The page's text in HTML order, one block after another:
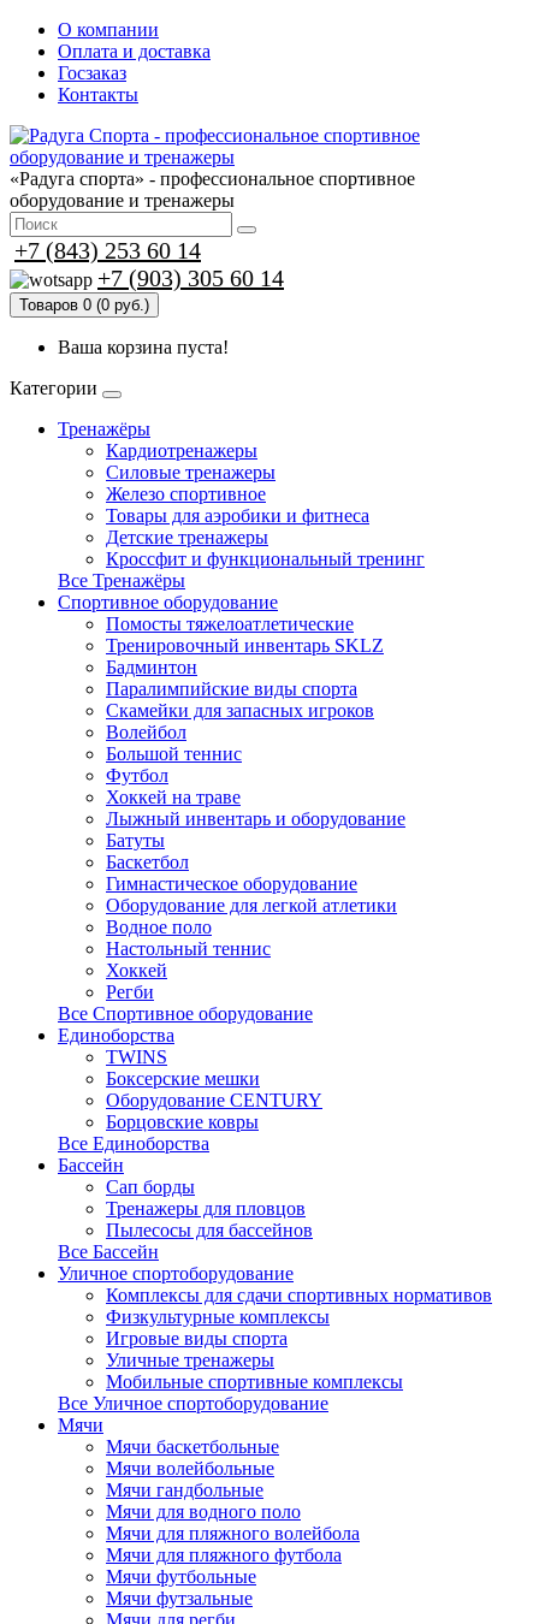
О компании
Оплата и доставка
Госзаказ
Контакты
«Радуга спорта» - профессиональное спортивное
оборудование и тренажеры
+7 (843) 253 60 14
+7 (903) 305 60 14
Товаров 0 (0 руб.)
Ваша корзина пуста!
Категории
Тренажёры
Кардиотренажеры
Силовые тренажеры
Железо спортивное
Товары для аэробики и фитнеса
Детские тренажеры
Кроссфит и функциональный тренинг
Все Тренажёры
Спортивное оборудование
Помосты тяжелоатлетические
Тренировочный инвентарь SKLZ
Бадминтон
Паралимпийские виды спорта
Скамейки для запасных игроков
Волейбол
Большой теннис
Футбол
Хоккей на траве
Лыжный инвентарь и оборудование
Батуты
Баскетбол
Гимнастическое оборудование
Оборудование для легкой атлетики
Водное поло
Настольный теннис
Хоккей
Регби
Все Спортивное оборудование
Единоборства
TWINS
Боксерские мешки
Оборудование CENTURY
Борцовские ковры
Все Единоборства
Бассейн
Сап борды
Тренажеры для пловцов
Пылесосы для бассейнов
Все Бассейн
Уличное спортоборудование
Комплексы для сдачи спортивных нормативов
Физкультурные комплексы
Игровые виды спорта
Уличные тренажеры
Мобильные спортивные комплексы
Все Уличное спортоборудование
Мячи
Мячи баскетбольные
Мячи волейбольные
Мячи гандбольные
Мячи для водного поло
Мячи для пляжного волейбола
Мячи для пляжного футбола
Мячи футбольные
Мячи футзальные
Мячи для регби